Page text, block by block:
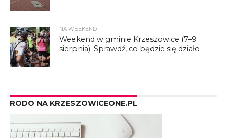
NA WEEKEND
Weekend w gminie Krzeszowice (7–9
sierpnia). Sprawdź, co będzie się działo
RODO NA KRZESZOWICEONE.PL